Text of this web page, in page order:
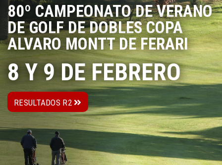
80º CAMPEONATO DE VERANO
DE GOLF DE DOBLES COPA
ALVARO MONTT DE FERARI
8 Y 9 DE FEBRERO
RESULTADOS R2